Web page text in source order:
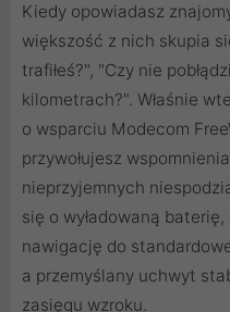
Kiedy opowiadasz
większość z nich skupia
trafiłeś?", "Czy nie
kilometrach?". Właśnie
o wsparciu Modecom
przywołujesz
nieprzyjemnych
się o wyładowaną baterię,
nawigację do
a przemyślany uchwyt
zasięgu wzroku.